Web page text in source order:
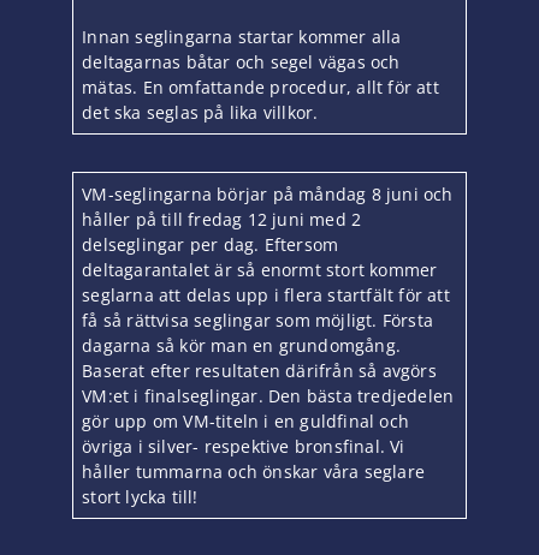
Innan seglingarna startar kommer alla
deltagarnas båtar och segel vägas och
mätas. En omfattande procedur, allt för att
det ska seglas på lika villkor.
VM-seglingarna börjar på måndag 8 juni och
håller på till fredag 12 juni med 2
delseglingar per dag. Eftersom
deltagarantalet är så enormt stort kommer
seglarna att delas upp i flera startfält för att
få så rättvisa seglingar som möjligt. Första
dagarna så kör man en grundomgång.
Baserat efter resultaten därifrån så avgörs
VM:et i finalseglingar. Den bästa tredjedelen
gör upp om VM-titeln i en guldfinal och
övriga i silver- respektive bronsfinal. Vi
håller tummarna och önskar våra seglare
stort lycka till!